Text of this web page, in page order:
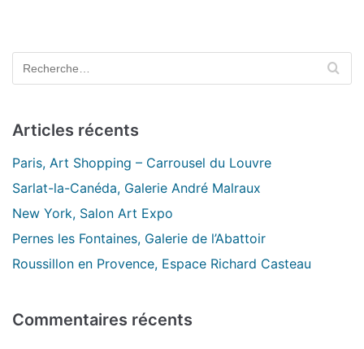
Articles récents
Paris, Art Shopping – Carrousel du Louvre
Sarlat-la-Canéda, Galerie André Malraux
New York, Salon Art Expo
Pernes les Fontaines, Galerie de l’Abattoir
Roussillon en Provence, Espace Richard Casteau
Commentaires récents